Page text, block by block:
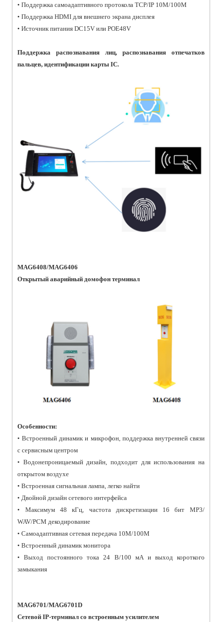
• Поддержка самоадаптивного протокола TCP/IP 10M/100M
• Поддержка HDMI для внешнего экрана дисплея
• Источник питания DC15V или POE48V
Поддержка распознавания лиц, распознавания отпечатков
пальцев, идентификации карты IC.
MAG6408/MAG6406
Открытый аварийный домофон терминал
Особенности:
• Встроенный динамик и микрофон, поддержка внутренней связи
с сервисным центром
• Водонепроницаемый дизайн, подходит для использования на
открытом воздухе
• Встроенная сигнальная лампа, легко найти
• Двойной дизайн сетевого интерфейса
• Максимум 48 кГц, частота дискретизации 16 бит MP3/
WAV/PCM декодирование
• Самоадаптивная сетевая передача 10M/100M
• Встроенный динамик монитора
• Выход постоянного тока 24 В/100 мА и выход короткого
замыкания
MAG6701/MAG6701D
Сетевой IP-терминал со встроенным усилителем